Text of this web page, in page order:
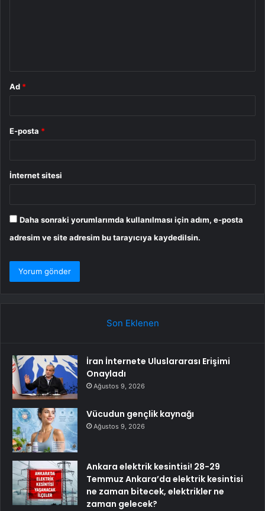
Ad *
E-posta *
İnternet sitesi
Daha sonraki yorumlarımda kullanılması için adım, e-posta
adresim ve site adresim bu tarayıcıya kaydedilsin.
Son Eklenen
İran İnternete Uluslararası Erişimi
Onayladı
Ağustos 9, 2026
Vücudun gençlik kaynağı
Ağustos 9, 2026
Ankara elektrik kesintisi! 28-29
Temmuz Ankara’da elektrik kesintisi
ne zaman bitecek, elektrikler ne
zaman gelecek?